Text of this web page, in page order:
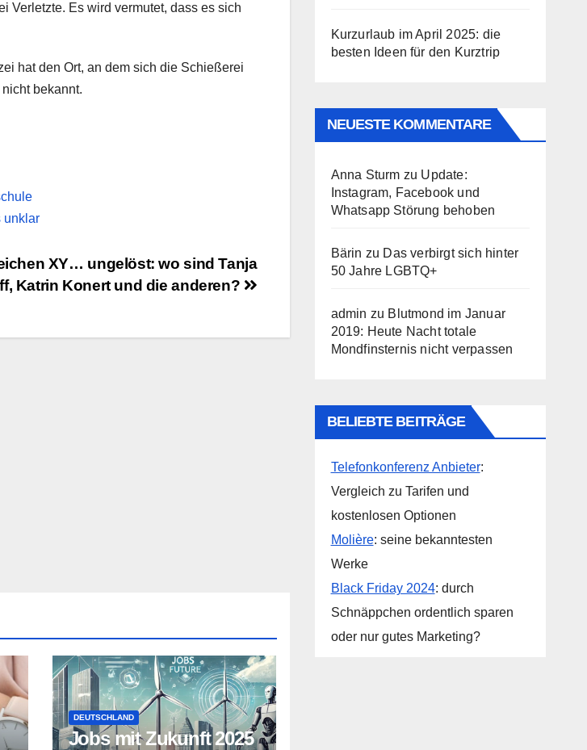
Verletzte. Es wird vermutet, dass es sich
hat den Ort, an dem sich die Schießerei
bekannt.
unklar
XY… ungelöst: wo sind Tanja
Katrin Konert und die anderen?
DEUTSCHLAND
Jobs mit Zukunft 2025
Kurzurlaub im April 2025: die
besten Ideen für den Kurztrip
NEUESTE KOMMENTARE
Anna Sturm zu Update:
Instagram, Facebook und
Whatsapp Störung behoben
Bärin zu Das verbirgt sich hinter
50 Jahre LGBTQ+
admin zu Blutmond im Januar
2019: Heute Nacht totale
Mondfinsternis nicht verpassen
BELIEBTE BEITRÄGE
Telefonkonferenz Anbieter:
Vergleich zu Tarifen und
kostenlosen Optionen
Molière: seine bekanntesten
Werke
Black Friday 2024: durch
Schnäppchen ordentlich sparen
oder nur gutes Marketing?